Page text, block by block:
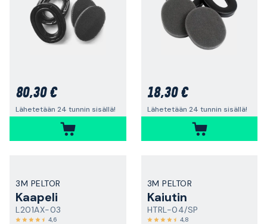
80,30 €
Lähetetään 24 tunnin sisällä!
18,30 €
Lähetetään 24 tunnin sisällä!
3M PELTOR
Kaapeli
L201AX-03
4,6
3M PELTOR
Kaiutin
HTRL-04/SP
4,8